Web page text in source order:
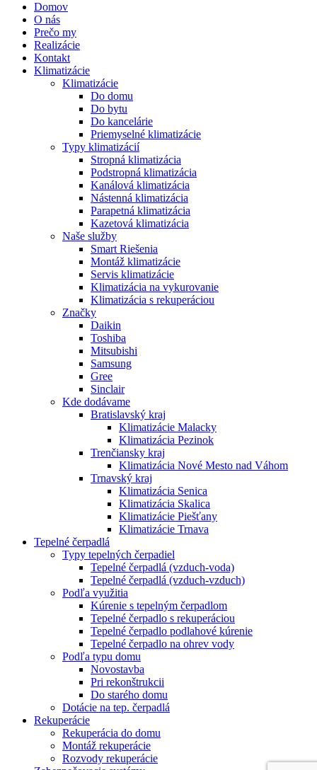
Domov
O nás
Prečo my
Realizácie
Kontakt
Klimatizácie
Klimatizácie
Do domu
Do bytu
Do kancelárie
Priemyselné klimatizácie
Typy klimatizácií
Stropná klimatizácia
Podstropná klimatizácia
Kanálová klimatizácia
Nástenná klimatizácia
Parapetná klimatizácia
Kazetová klimatizácia
Naše služby
Smart Riešenia
Montáž klimatizácie
Servis klimatizácie
Klimatizácia na vykurovanie
Klimatizácia s rekuperáciou
Značky
Daikin
Toshiba
Mitsubishi
Samsung
Gree
Sinclair
Kde dodávame
Bratislavský kraj
Klimatizácie Malacky
Klimatizácia Pezinok
Trenčiansky kraj
Klimatizácia Nové Mesto nad Váhom
Trnavský kraj
Klimatizácia Senica
Klimatizácia Skalica
Klimatizácie Piešťany
Klimatizácie Trnava
Tepelné čerpadlá
Typy tepelných čerpadiel
Tepelné čerpadlá (vzduch-voda)
Tepelné čerpadlá (vzduch-vzduch)
Podľa využitia
Kúrenie s tepelným čerpadlom
Tepelné čerpadlo s rekuperáciou
Tepelné čerpadlo podlahové kúrenie
Tepelné čerpadlo na ohrev vody
Podľa typu domu
Novostavba
Pri rekonštrukcii
Do starého domu
Dotácie na tep. čerpadlá
Rekuperácie
Rekuperácia do domu
Montáž rekuperácie
Rozvody rekuperácie